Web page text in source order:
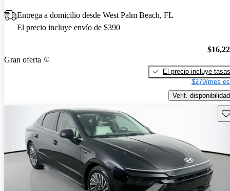
Entrega a domicilio desde West Palm Beach, FL
El precio incluye envío de $390
Gran oferta
El precio incluye tasas
$279/mes
Verif. disponibilidad